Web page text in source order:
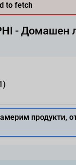
to fetch
- Домашен
продукти,